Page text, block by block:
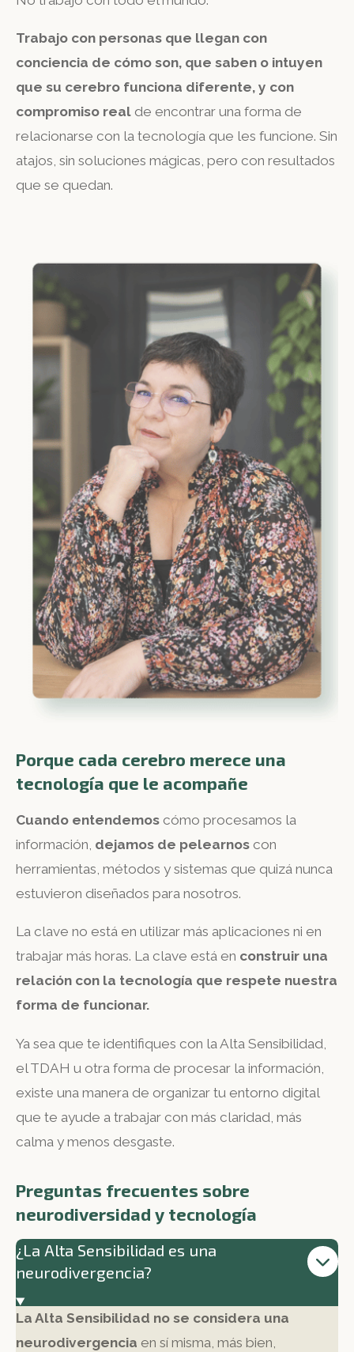
Trabajo con personas que llegan con
conciencia de cómo son, que saben o intuyen
que su cerebro funciona diferente, y con
compromiso real de encontrar una forma de
relacionarse con la tecnología que les funcione. Sin
atajos, sin soluciones mágicas, pero con resultados
que se quedan.
Porque cada cerebro merece una
tecnología que le acompañe
Cuando entendemos cómo procesamos la
información, dejamos de pelearnos con
herramientas, métodos y sistemas que quizá nunca
estuvieron diseñados para nosotros.
La clave no está en utilizar más aplicaciones ni en
trabajar más horas. La clave está en construir una
relación con la tecnología que respete nuestra
forma de funcionar.
Ya sea que te identifiques con la Alta Sensibilidad,
el TDAH u otra forma de procesar la información,
existe una manera de organizar tu entorno digital
que te ayude a trabajar con más claridad, más
calma y menos desgaste.
Preguntas frecuentes sobre
neurodiversidad y tecnología
¿La Alta Sensibilidad es una
neurodivergencia?
La Alta Sensibilidad no se considera una
neurodivergencia en sí misma, más bien,